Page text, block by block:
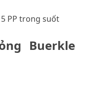
PP trong suốt
Buerkle